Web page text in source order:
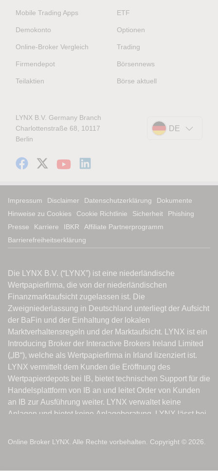
Mobile Trading Apps
Demokonto
Online-Broker Vergleich
Firmendepot
Teilaktien
ETF
Optionen
Trading
Börsennews
Börse aktuell
LYNX B.V. Germany Branch
Charlottenstraße 68, 10117
Berlin
DE
Impressum Disclaimer Datenschutzerklärung
Dokumente
Hinweise zu Cookies
Cookie Richtlinie Sicherheit
Phishing
Presse
Karriere IBKR
Affiliate Partnerprogramm
Barrierefreiheitserklärung
Online Broker LYNX. Alle Rechte vorbehalten. Copyright © 2026.